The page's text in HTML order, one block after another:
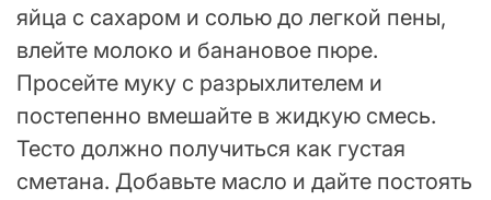
яйца с сахаром и солью до легкой пены,
влейте молоко и банановое пюре.
Просейте муку с разрыхлителем и
постепенно вмешайте в жидкую смесь.
Тесто должно получиться как густая
сметана. Добавьте масло и дайте постоять